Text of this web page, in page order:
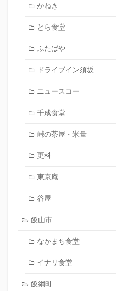
かねき
とら食堂
ふたばや
ドライブイン須坂
ニュースコー
千成食堂
峠の茶屋・米量
更科
東京庵
谷屋
飯山市
なかまち食堂
イナリ食堂
飯綱町